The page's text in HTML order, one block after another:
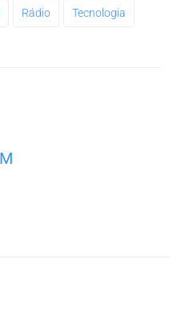
Rádio Tecnologia